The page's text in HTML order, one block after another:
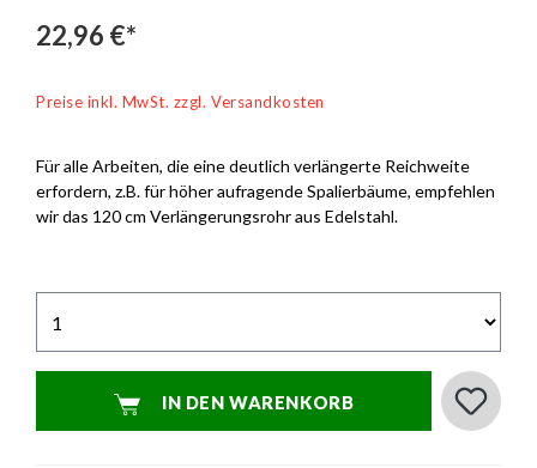
22,96 €*
Preise inkl. MwSt. zzgl. Versandkosten
Für alle Arbeiten, die eine deutlich verlängerte Reichweite
erfordern, z.B. für höher aufragende Spalierbäume, empfehlen
wir das 120 cm Verlängerungsrohr aus Edelstahl.
IN DEN WARENKORB